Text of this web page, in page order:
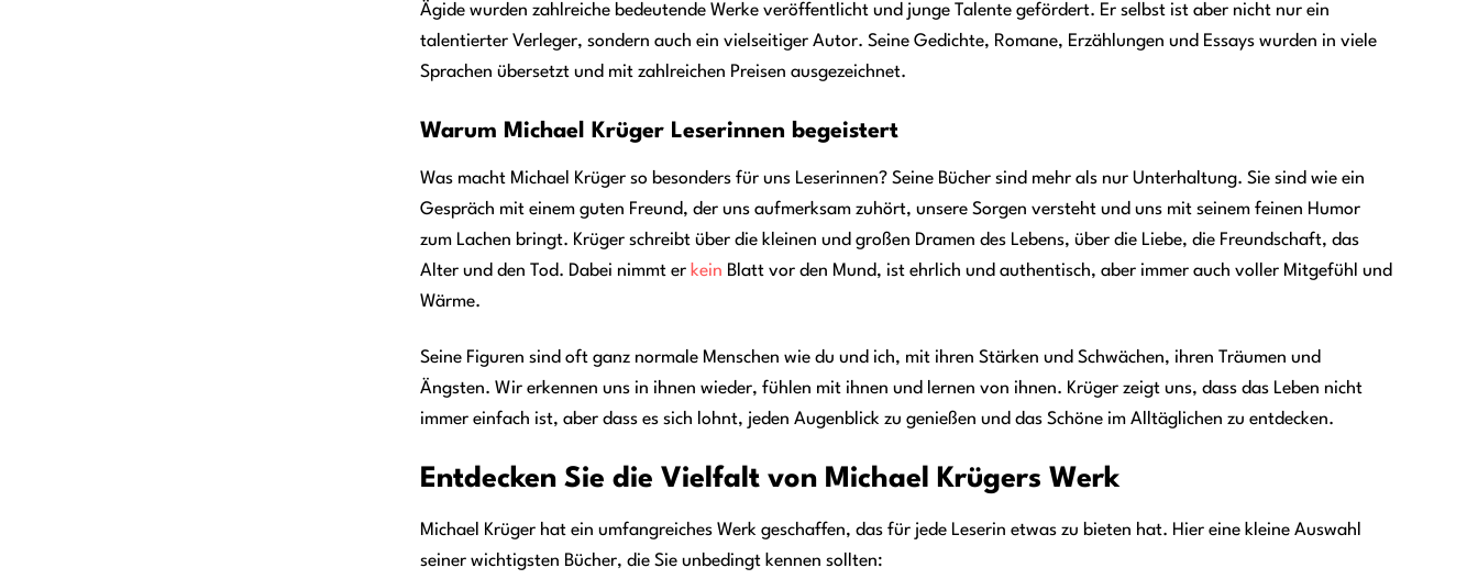
Ägide wurden zahlreiche bedeutende Werke veröffentlicht und junge Talente gefördert. Er selbst ist aber nicht nur ein
talentierter Verleger, sondern auch ein vielseitiger Autor. Seine Gedichte, Romane, Erzählungen und Essays wurden in viele
Sprachen übersetzt und mit zahlreichen Preisen ausgezeichnet.
Warum Michael Krüger Leserinnen begeistert
Was macht Michael Krüger so besonders für uns Leserinnen? Seine Bücher sind mehr als nur Unterhaltung. Sie sind wie ein
Gespräch mit einem guten Freund, der uns aufmerksam zuhört, unsere Sorgen versteht und uns mit seinem feinen Humor
zum Lachen bringt. Krüger schreibt über die kleinen und großen Dramen des Lebens, über die Liebe, die Freundschaft, das
Alter und den Tod. Dabei nimmt er kein Blatt vor den Mund, ist ehrlich und authentisch, aber immer auch voller Mitgefühl und
Wärme.
Seine Figuren sind oft ganz normale Menschen wie du und ich, mit ihren Stärken und Schwächen, ihren Träumen und
Ängsten. Wir erkennen uns in ihnen wieder, fühlen mit ihnen und lernen von ihnen. Krüger zeigt uns, dass das Leben nicht
immer einfach ist, aber dass es sich lohnt, jeden Augenblick zu genießen und das Schöne im Alltäglichen zu entdecken.
Entdecken Sie die Vielfalt von Michael Krügers Werk
Michael Krüger hat ein umfangreiches Werk geschaffen, das für jede Leserin etwas zu bieten hat. Hier eine kleine Auswahl
seiner wichtigsten Bücher, die Sie unbedingt kennen sollten: